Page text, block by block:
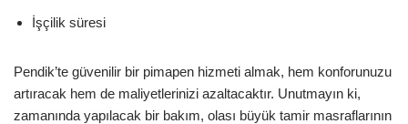
İşçilik süresi
Pendik’te güvenilir bir pimapen hizmeti almak, hem konforunuzu
artıracak hem de maliyetlerinizi azaltacaktır. Unutmayın ki,
zamanında yapılacak bir bakım, olası büyük tamir masraflarının